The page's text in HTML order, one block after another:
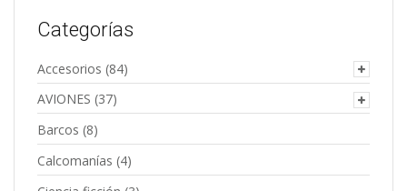
Categorías
Accesorios (84)
AVIONES (37)
Barcos (8)
Calcomanías (4)